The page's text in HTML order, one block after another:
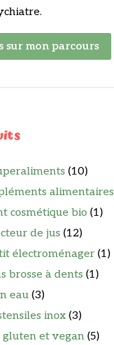
sur mon parcours
(10)
alimentaires
cosmétique bio (1)
de jus (12)
électroménager (1)
brosse à dents (1)
eau (3)
inox (3)
gluten et vegan (5)